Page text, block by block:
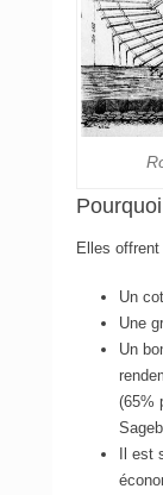
Elles
Un
Une
Un
(65%
Il